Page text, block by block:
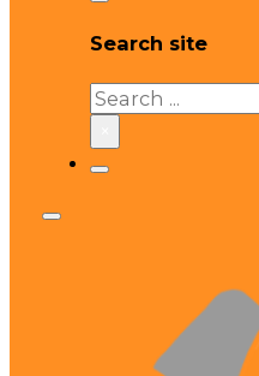
Search site
Search